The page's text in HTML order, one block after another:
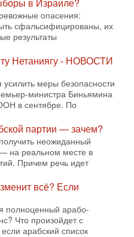
ШАБАК формирует
из самых тревожных
что израильская
создала
шанс - НОВОСТИ
о возобновлении
пока не подтвердил
американского
- НОВОСТИ
заявил об отмене
после обращений
По его словам,
заберет его на этот
опасения:
сфальсифицированы, их
результаты
Нетаниягу - НОВОСТИ
меры безопасности
министра Биньямина
в сентябре. По
партии — зачем?
неожиданный
на реальном месте в
Причем речь идет
всё? Если
полноценный арабо-
Что произойдет с
арабский список